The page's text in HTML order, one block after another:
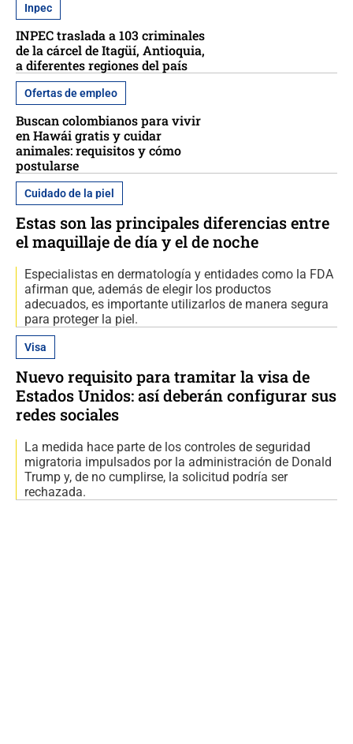
Inpec
INPEC traslada a 103 criminales
de la cárcel de Itagüí, Antioquia,
a diferentes regiones del país
Ofertas de empleo
Buscan colombianos para vivir
en Hawái gratis y cuidar
animales: requisitos y cómo
postularse
Cuidado de la piel
Estas son las principales diferencias entre
el maquillaje de día y el de noche
Especialistas en dermatología y entidades como la FDA
afirman que, además de elegir los productos
adecuados, es importante utilizarlos de manera segura
para proteger la piel.
Visa
Nuevo requisito para tramitar la visa de
Estados Unidos: así deberán configurar sus
redes sociales
La medida hace parte de los controles de seguridad
migratoria impulsados por la administración de Donald
Trump y, de no cumplirse, la solicitud podría ser
rechazada.